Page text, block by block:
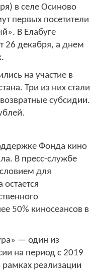
в селе Осиново
первых посетители
В Елабуге
26 декабря, а днем
на участие в
Три из них стали
субсидии.
Фонда кино
В пресс-службе
для
50% киносеансов в
— один из
на период с 2019
реализации